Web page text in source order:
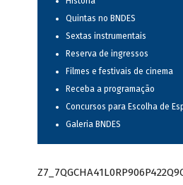
Quintas no BNDES
Sextas instrumentais
Reserva de ingressos
Filmes e festivais de cinema
Receba a programação
Concursos para Escolha de
Galeria BNDES